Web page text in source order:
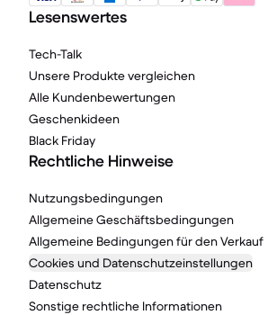
Lesenswertes
Tech-Talk
Unsere Produkte vergleichen
Alle Kundenbewertungen
Geschenkideen
Black Friday
Rechtliche Hinweise
Nutzungsbedingungen
Allgemeine Geschäftsbedingungen
Allgemeine Bedingungen für den Verkauf
Cookies und Datenschutzeinstellungen
Datenschutz
Sonstige rechtliche Informationen